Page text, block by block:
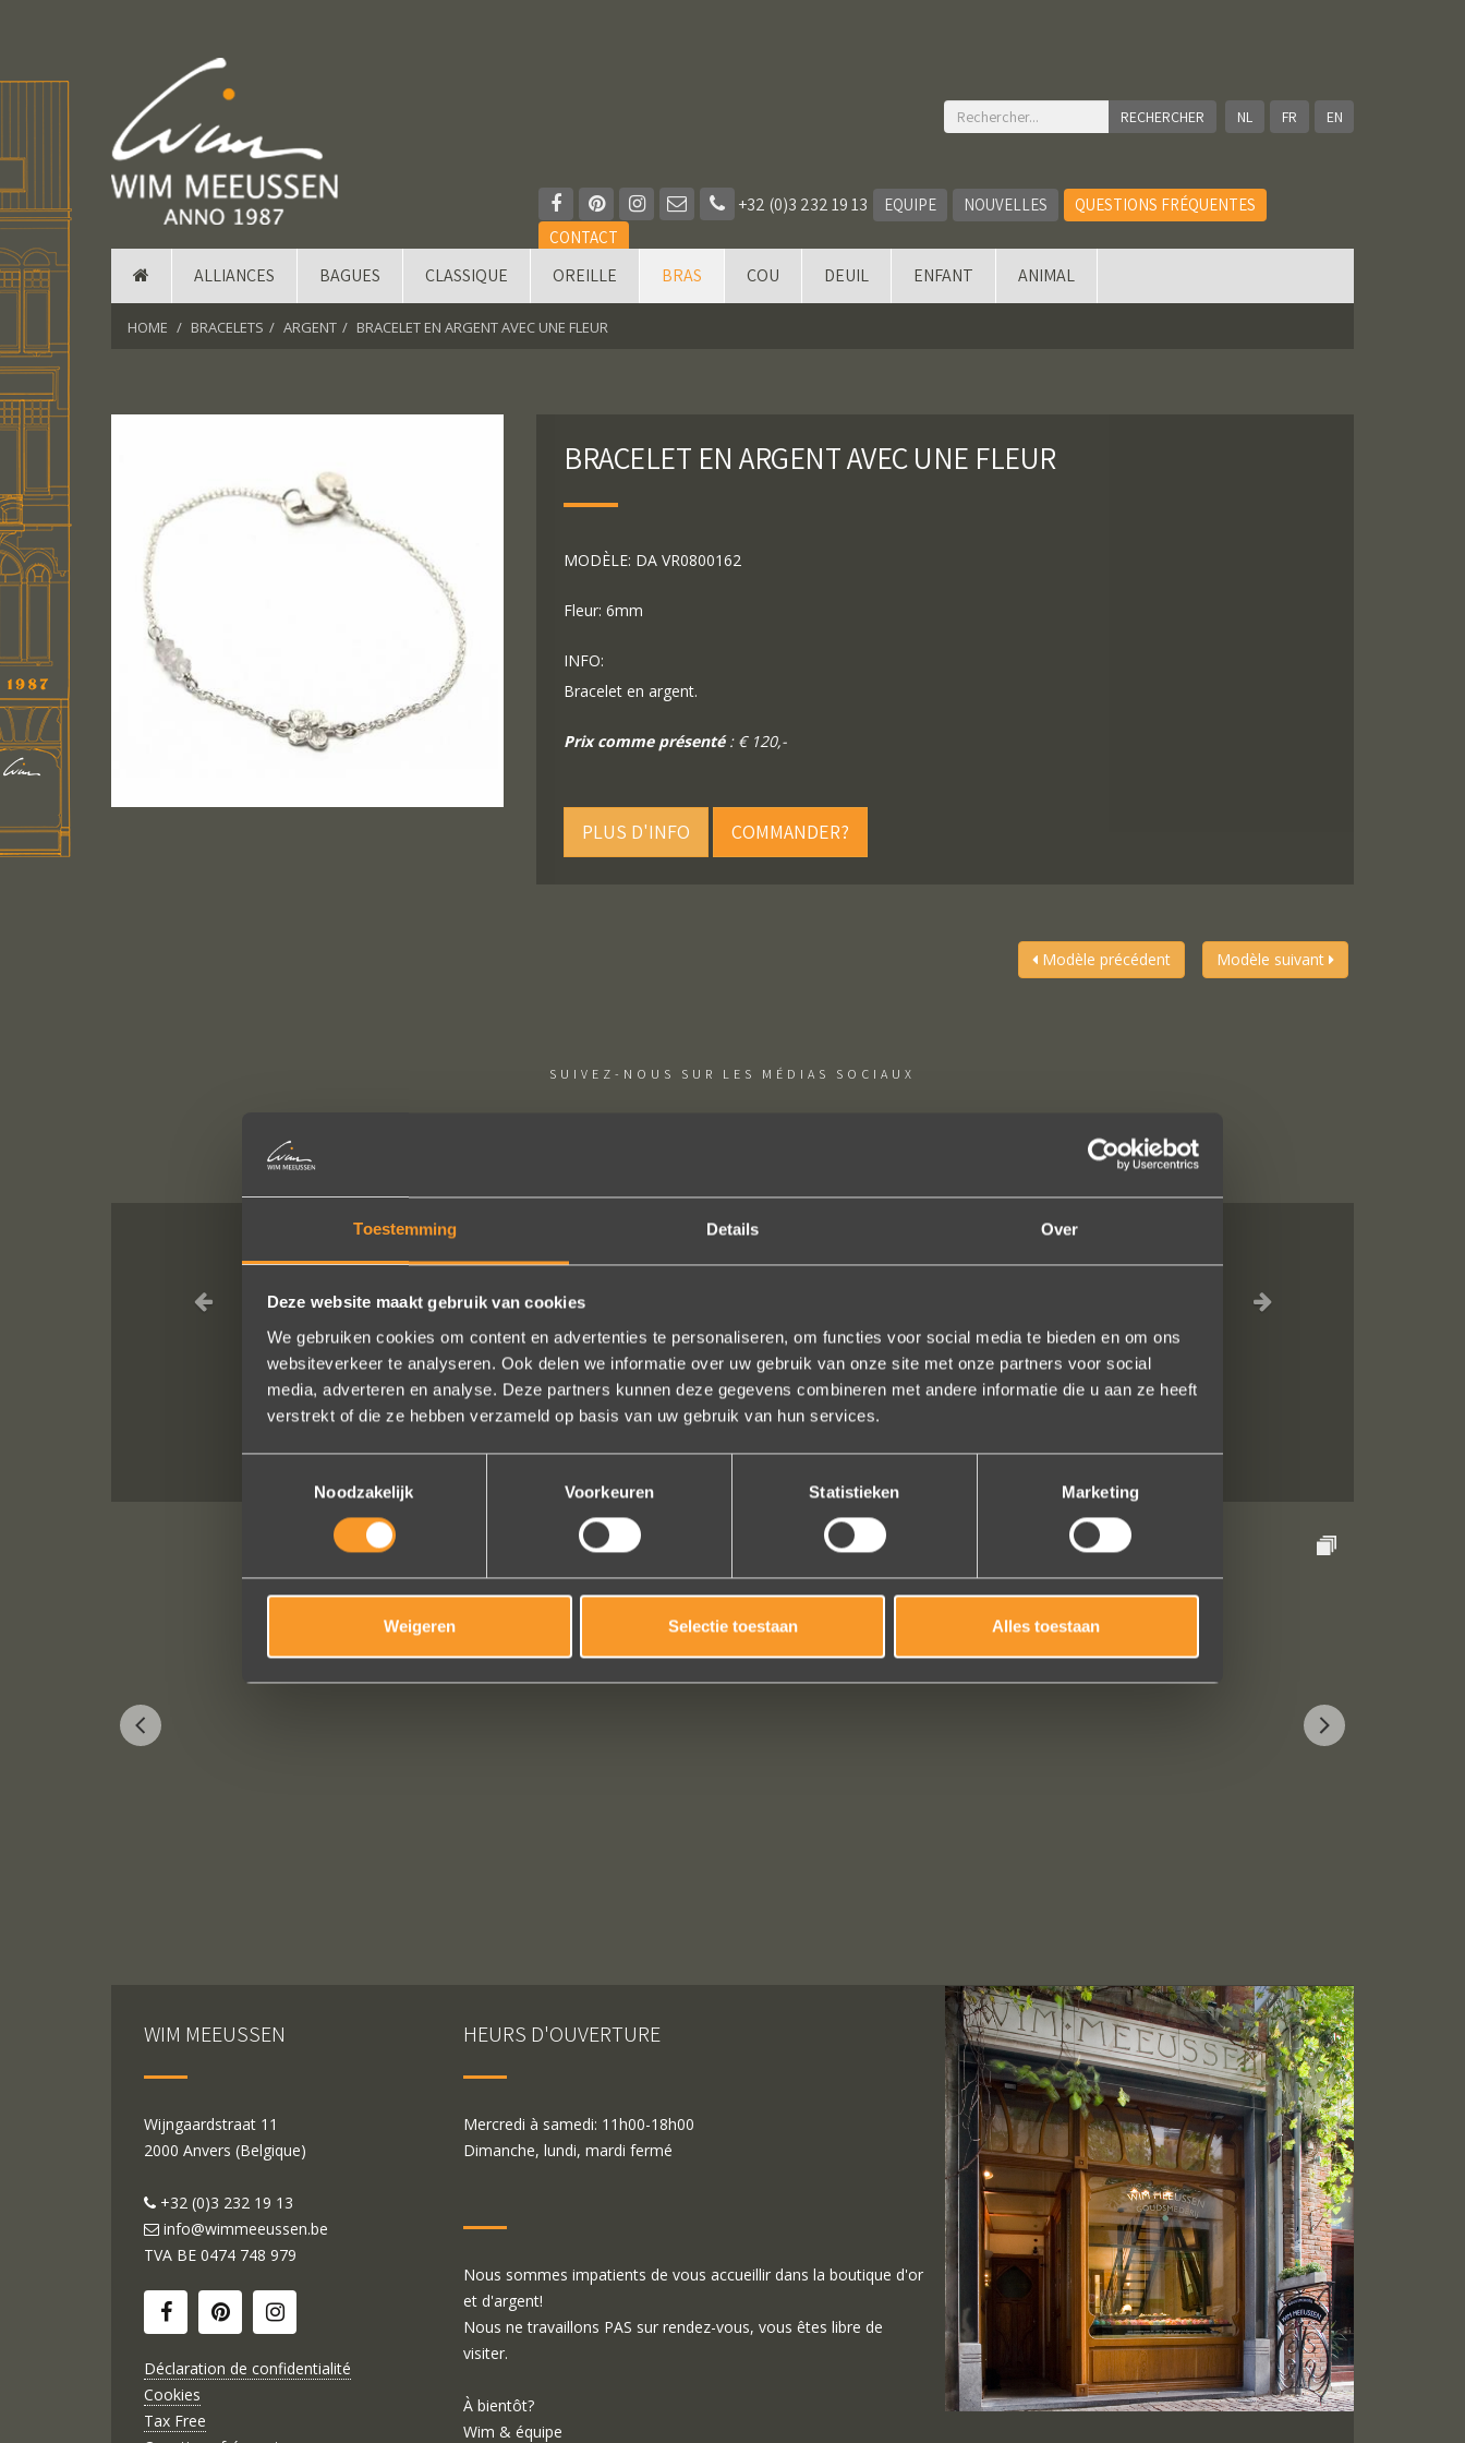
Toestemming Details Over
Deze website maakt gebruik van cookies
We gebruiken cookies om content en advertenties te personaliseren, om functies voor social media te bieden en om ons
websiteverkeer te analyseren. Ook delen we informatie over uw gebruik van onze site met onze partners voor social
media, adverteren en analyse. Deze partners kunnen deze gegevens combineren met andere informatie die u aan ze heeft
verstrekt of die ze hebben verzameld op basis van uw gebruik van hun services.
Noodzakelijk
Voorkeuren Statistieken Marketing
Weigeren Selectie toestaan Alles toestaan
NL FR EN
+32 (0)3 232 19 13 EQUIPE NOUVELLES
QUESTIONS FRÉQUENTES
CONTACT
ALLIANCES BAGUES CLASSIQUE OREILLE BRAS COU DEUIL ENFANT ANIMAL
HOME BRACELETS ARGENT BRACELET EN ARGENT AVEC UNE FLEUR
BRACELET EN ARGENT AVEC UNE FLEUR
MODÈLE: DA VR0800162
Fleur: 6mm
INFO:
Bracelet en argent.
Prix comme présenté: € 120,-
PLUS D'INFO COMMANDER?
Modèle précédent Modèle suivant
SUIVEZ-NOUS SUR LES MÉDIAS SOCIAUX
Wat een prachtige ervaring ! Heel professioneel team, persoonlijk en warm onthaal, verzorgde
service, punctueel in het uitvoeren van de bestelling, permanent contact per email tot het versturen
van van de ringen (we wonen in het buitenland). Alles tip top en dat mag hoog en duidelijk gezegd
worden.
Brigitte Antoine Guiet
Bekijk al onze reviews
WIM MEEUSSEN
Wijngaardstraat 11
2000 Anvers (Belgique)
+32 (0)3 232 19 13
info@wimmeeussen.be
TVA BE 0474 748 979
Déclaration de confidentialité
Cookies
Tax Free
HEURS D'OUVERTURE
Mercredi à samedi: 11h00-18h00
Dimanche, lundi, mardi fermé
Nous sommes impatients de vous accueillir dans la boutique d'or
et d'argent!
Nous ne travaillons PAS sur rendez-vous, vous êtes libre de
visiter.
À bientôt?
Wim & équipe